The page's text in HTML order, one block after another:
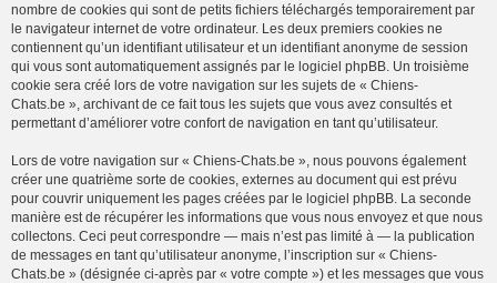
nombre de cookies qui sont de petits fichiers téléchargés temporairement par
le navigateur internet de votre ordinateur. Les deux premiers cookies ne
contiennent qu’un identifiant utilisateur et un identifiant anonyme de session
qui vous sont automatiquement assignés par le logiciel phpBB. Un troisième
cookie sera créé lors de votre navigation sur les sujets de « Chiens-
Chats.be », archivant de ce fait tous les sujets que vous avez consultés et
permettant d’améliorer votre confort de navigation en tant qu’utilisateur.
Lors de votre navigation sur « Chiens-Chats.be », nous pouvons également
créer une quatrième sorte de cookies, externes au document qui est prévu
pour couvrir uniquement les pages créées par le logiciel phpBB. La seconde
manière est de récupérer les informations que vous nous envoyez et que nous
collectons. Ceci peut correspondre — mais n’est pas limité à — la publication
de messages en tant qu’utilisateur anonyme, l’inscription sur « Chiens-
Chats.be » (désignée ci-après par « votre compte ») et les messages que vous